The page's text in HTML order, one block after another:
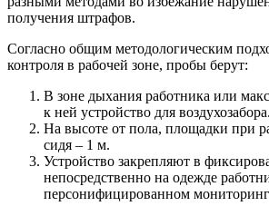
получения штрафов.
Согласно общим методологическим
контроля в рабочей зоне, пробы берут:
В зоне дыхания работника или
к ней устройство для воздухозабора.
На высоте от пола, площадки при
сидя – 1 м.
Устройство закрепляют в
непосредственно на одежде
персонифицированном